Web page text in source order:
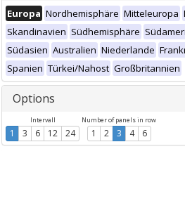
Europa Nordhemisphäre Mitteleuropa
Skandinavien Südhemisphäre
Südasien Australien Niederlande
Spanien Türkei/Nahost Großbritannien
Options
Intervall
1 3 6 12 24
Number of panels in row
1 2 3 4 6